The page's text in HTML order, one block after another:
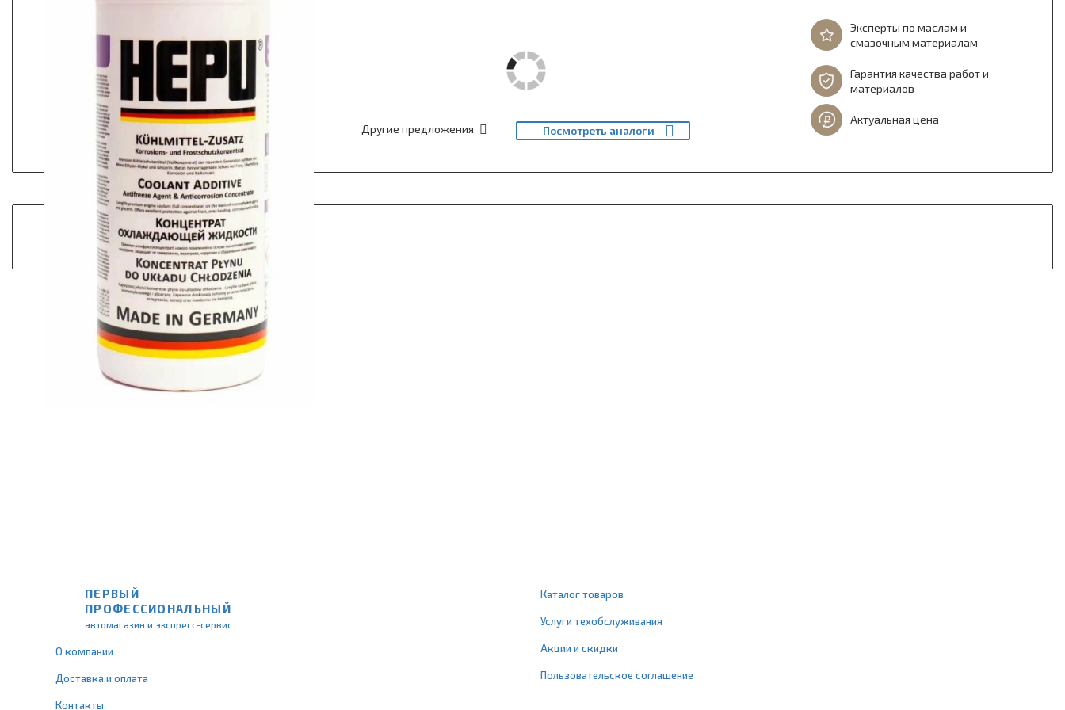
Другие предложения Посмотреть аналоги
Эксперты по маслам и
смазочным материалам
Гарантия качества работ и
материалов
Актуальная цена
ПЕРВЫЙ
ПРОФЕССИОНАЛЬНЫЙ
автомагазин и экспресс-сервис
О компании
Доставка и оплата
Контакты
Каталог товаров
Услуги техобслуживания
Акции и скидки
Пользовательское соглашение